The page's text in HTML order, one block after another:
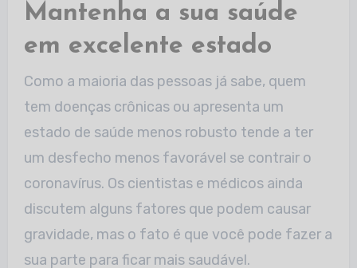
Mantenha a sua saúde
em excelente estado
Como a maioria das pessoas já sabe, quem
tem doenças crônicas ou apresenta um
estado de saúde menos robusto tende a ter
um desfecho menos favorável se contrair o
coronavírus. Os cientistas e médicos ainda
discutem alguns fatores que podem causar
gravidade, mas o fato é que você pode fazer a
sua parte para ficar mais saudável.